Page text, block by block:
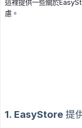
這裡提供一些關於
慮。
1. EasyStore 提